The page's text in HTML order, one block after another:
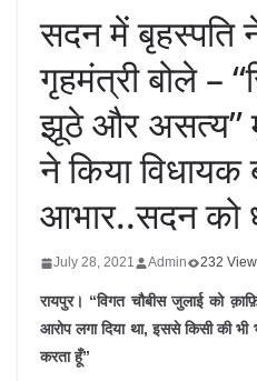
सदन में बृहस्पति
गृहमंत्री बोले –
झूठे और असत्य”
ने किया विधायक
आभार..सदन को
July 28, 2021 Admin 232
रायपुर। “विगत चौबीस जुलाई को
आरोप लगा दिया था, इससे किसी की
करता हूँ”